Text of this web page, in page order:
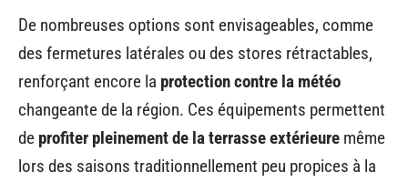
De nombreuses options sont envisageables, comme
des fermetures latérales ou des stores rétractables,
renforçant encore la protection contre la météo
changeante de la région. Ces équipements permettent
de profiter pleinement de la terrasse extérieure même
lors des saisons traditionnellement peu propices à la